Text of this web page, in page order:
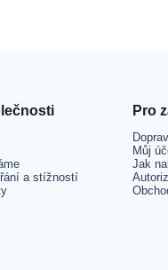
a stížností
Pro
Můj
Jak